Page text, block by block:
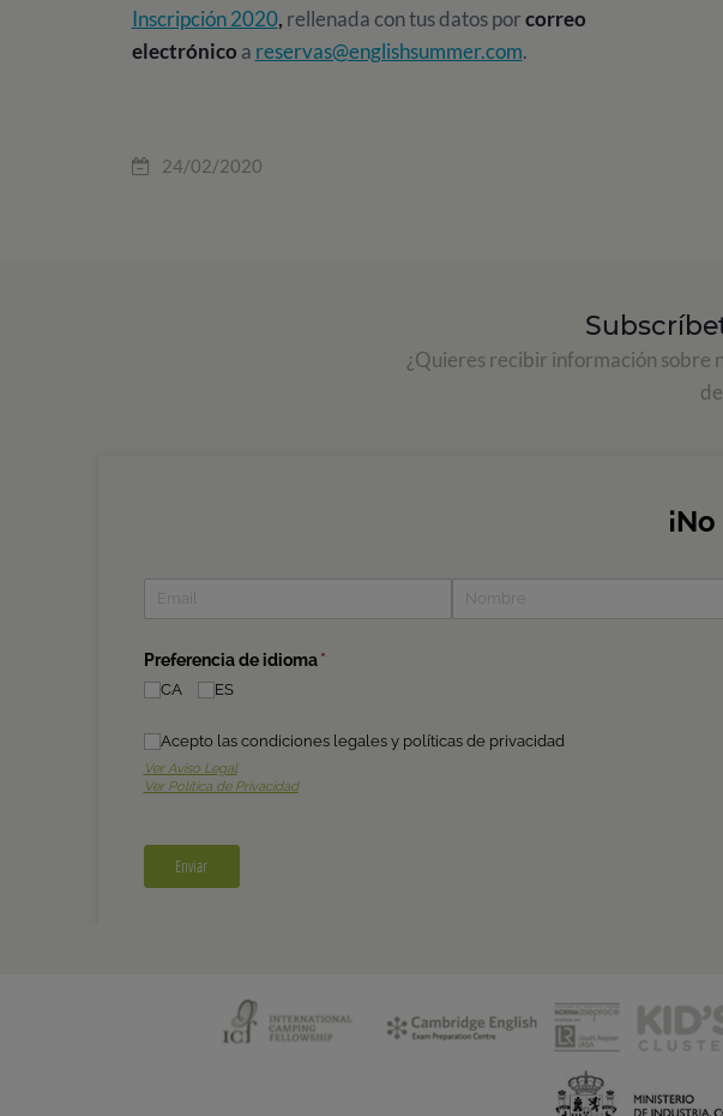
Inscripción 2020, rellenada con tus datos porcorreo
electrónico a reservas@englishsummer.com.
24/02/2020
¿Quieres recibir información sobre